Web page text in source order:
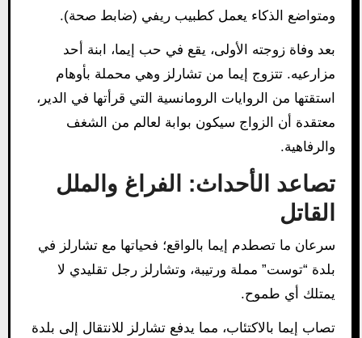
ومتواضع الذكاء يعمل كطبيب ريفي (ضابط صحة).
بعد وفاة زوجته الأولى، يقع في حب إيما، ابنة أحد
مزارعيه. تتزوج إيما من تشارلز وهي محملة بأوهام
استقتها من الروايات الرومانسية التي قرأتها في الدير،
معتقدة أن الزواج سيكون بوابة لعالم من الشغف
والرفاهية.
تصاعد الأحداث: الفراغ والملل
القاتل
سرعان ما تصطدم إيما بالواقع؛ فحياتها مع تشارلز في
بلدة “توست” مملة ورتيبة، وتشارلز رجل تقليدي لا
يمتلك أي طموح.
تصاب إيما بالاكتئاب، مما يدفع تشارلز للانتقال إلى بلدة